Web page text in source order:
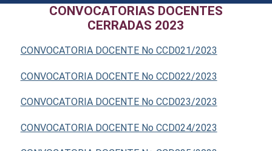
CONVOCATORIAS DOCENTES
CERRADAS 2023
CONVOCATORIA DOCENTE No CCD021/2023
CONVOCATORIA DOCENTE No CCD022/2023
CONVOCATORIA DOCENTE No CCD023/2023
CONVOCATORIA DOCENTE No CCD024/2023